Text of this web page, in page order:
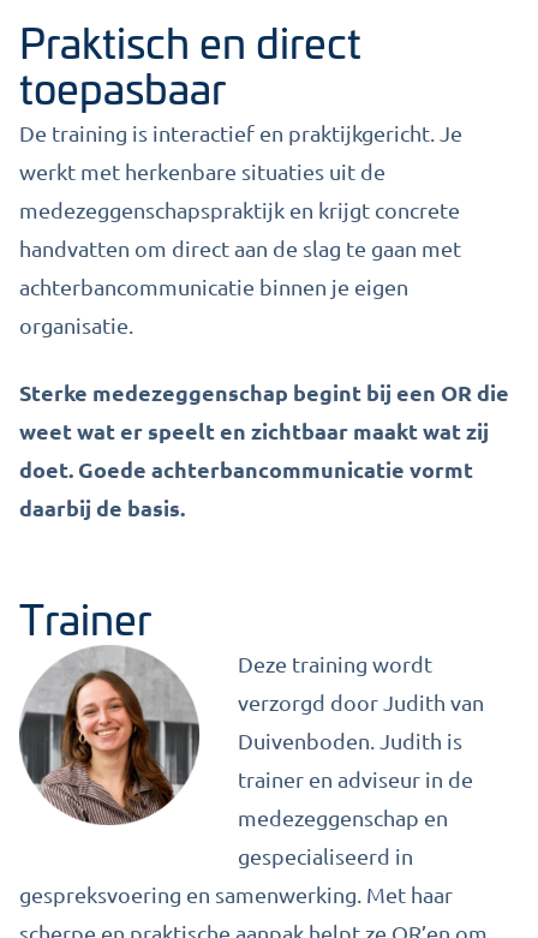
Praktisch en direct
toepasbaar
De training is interactief en praktijkgericht. Je
werkt met herkenbare situaties uit de
medezeggenschapspraktijk en krijgt concrete
handvatten om direct aan de slag te gaan met
achterbancommunicatie binnen je eigen
organisatie.
Sterke medezeggenschap begint bij een OR die
weet wat er speelt en zichtbaar maakt wat zij
doet. Goede achterbancommunicatie vormt
daarbij de basis.
Trainer
Deze training wordt
verzorgd door Judith van
Duivenboden . Judith is
trainer en adviseur in de
medezeggenschap en
gespecialiseerd in
gespreksvoering en samenwerking. Met haar
scherpe en praktische aanpak helpt ze OR’en om